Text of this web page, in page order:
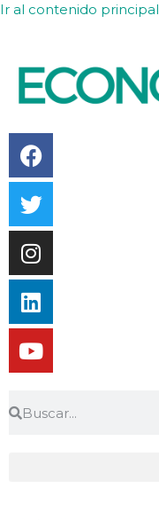
Ir al contenido principal